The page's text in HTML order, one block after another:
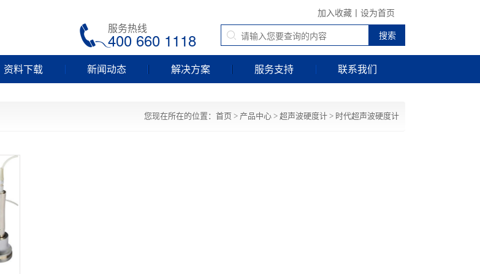
加入收藏 丨 设为首页
服务热线
400 660 1118
资料下载 新闻动态 解决方案 服务支持 联系我们
您现在所在的位置： 首页 > 产品中心 > 超声波硬度计 > 时代超声波硬度计